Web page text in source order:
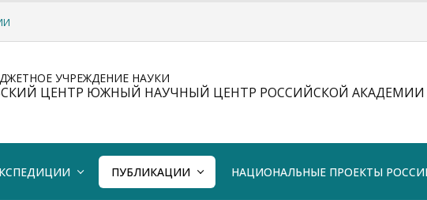
УЧРЕЖДЕНИЕ НАУКИ
ЦЕНТР ЮЖНЫЙ НАУЧНЫЙ ЦЕНТР РОССИЙСКОЙ АКАДЕМИИ
ПУБЛИКАЦИИ НАЦИОНАЛЬНЫЕ ПРОЕКТЫ